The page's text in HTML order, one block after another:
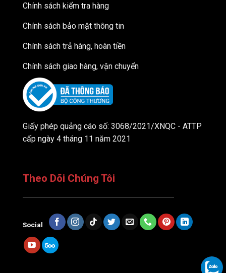
Chính sách kiểm tra hàng
Chính sách bảo mật thông tin
Chính sách trả hàng, hoàn tiền
Chính sách giao hàng, vận chuyển
Giấy phép quảng cáo số: 3068/2021/XNQC - ATTP
cấp ngày 4 tháng 11 năm 2021
Theo Dõi Chúng Tôi
Social